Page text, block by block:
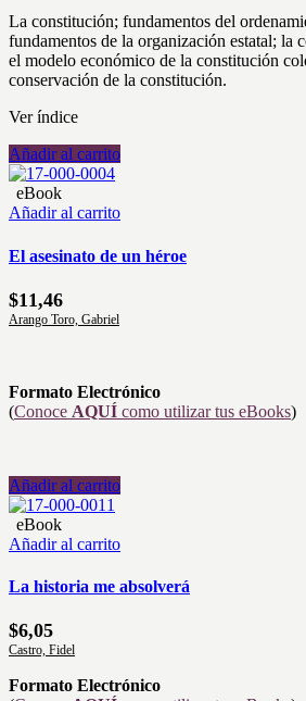
La constitución; fundamentos del
fundamentos de la organización estatal; la
el modelo económico de la constitución
conservación de la constitución.
Ver índice
Añadir al carrito
eBook
Añadir al carrito
El asesinato de un héroe
$11,46
Arango Toro, Gabriel
Formato Electrónico
(Conoce AQUÍ como utilizar tus eBooks)
Añadir al carrito
eBook
Añadir al carrito
La historia me absolverá
$6,05
Castro, Fidel
Formato Electrónico